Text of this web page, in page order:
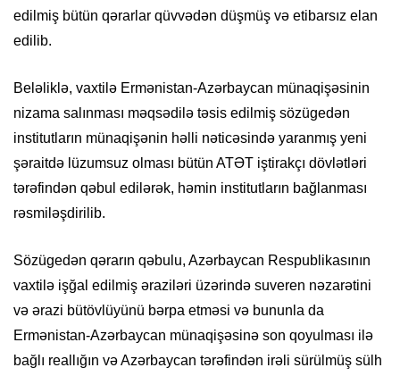
edilmiş bütün qərarlar qüvvədən düşmüş və etibarsız elan
edilib.
Beləliklə, vaxtilə Ermənistan-Azərbaycan münaqişəsinin
nizama salınması məqsədilə təsis edilmiş sözügedən
institutların münaqişənin həlli nəticəsində yaranmış yeni
şəraitdə lüzumsuz olması bütün ATƏT iştirakçı dövlətləri
tərəfindən qəbul edilərək, həmin institutların bağlanması
rəsmiləşdirilib.
Sözügedən qərarın qəbulu, Azərbaycan Respublikasının
vaxtilə işğal edilmiş əraziləri üzərində suveren nəzarətini
və ərazi bütövlüyünü bərpa etməsi və bununla da
Ermənistan-Azərbaycan münaqişəsinə son qoyulması ilə
bağlı reallığın və Azərbaycan tərəfindən irəli sürülmüş sülh